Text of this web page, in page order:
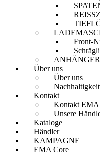
Front-
ANHÄNGER
Über uns
Über uns
Nachhaltigkeit
Kontakt
Kontakt EMA
Unsere
Kataloge
Händler
KAMPAGNE
EMA Core